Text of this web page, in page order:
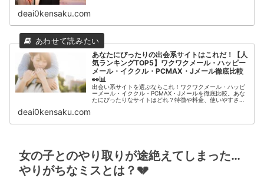
deai0kensaku.com
あなたにぴったりの出会系サイトはこれだ！【人
気ランキングTOP5】ワクワクメール・ハッピー
メール・イククル・PCMAX・Jメール徹底比較
👀📊
出会い系サイトを選ぶならこれ！ワクワクメール・ハッピ
ーメール・イククル・PCMAX・Jメールを徹底比較。あな
たにぴったりなサイトはどれ？特徴や料金、使いやすさを
deai0kensaku.com
女の子とのやり取りが途絶えてしまった…
やりがちなミスとは？💔